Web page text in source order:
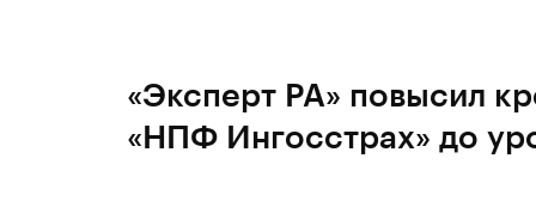
«Эксперт РА» повысил
«НПФ Ингосстрах» до